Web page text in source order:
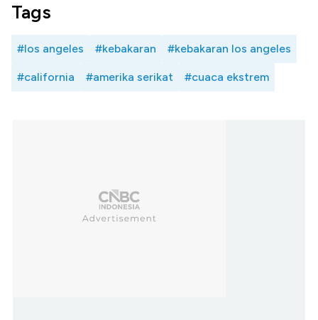
Tags
#los angeles #kebakaran #kebakaran los angeles
#california #amerika serikat #cuaca ekstrem